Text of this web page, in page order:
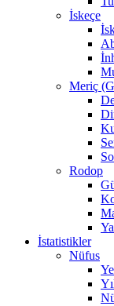
İskeçe
Meriç
Rodop
İstatistikler
Nüfus